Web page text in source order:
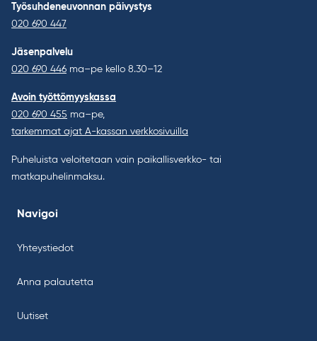
Työsuhdeneuvonnan päivystys
020 690 447
Jäsenpalvelu
020 690 446 ma–pe kello 8.30–12
Avoin työttömyyskassa
020 690 455 ma–pe,
tarkemmat ajat A-kassan verkkosivuilla
Puheluista veloitetaan vain paikallisverkko- tai
matkapuhelinmaksu.
Navigoi
Yhteystiedot
Anna palautetta
Uutiset